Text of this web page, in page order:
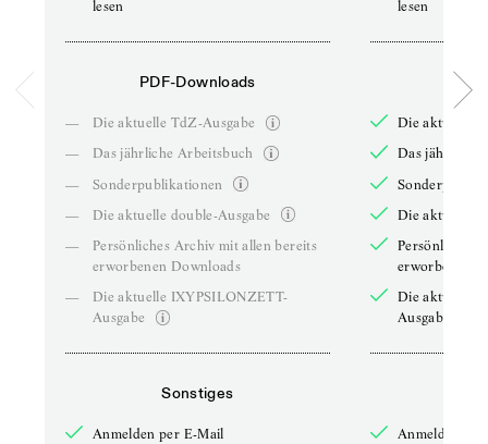
lesen
PDF-Downloads
—
Die aktuelle TdZ-Ausgabe
—
Das jährliche Arbeitsbuch
—
Sonderpublikationen
—
Die aktuelle double-Ausgabe
—
Persönliches Archiv mit allen bereits
erworbenen Downloads
—
Die aktuelle IXYPSILONZETT-
Ausgabe
Sonstiges
Anmelden per E-Mail
lesen
Die aktuelle
Das jährliche
Die aktuelle
Persönliches
erworbenen
Die aktuelle
Ausgabe
Anmelden